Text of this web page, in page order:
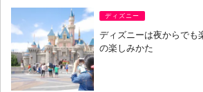
ディズニー
ディズニーは夜からでも
の楽しみかた